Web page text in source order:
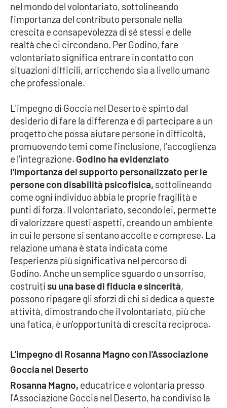
Imprese Di Calabria
Le perfidie di Antonella Grippo
Venti di comunicazione
STREAMING
LaC TV
LaC Network
LaC OnAir
EDIZIONI
LOCALI
Catanzaro
Crotone
Vibo Valentia
Reggio Calabria
Lamezia Terme
nel mondo del volontariato, sottolineando
l'importanza del contributo personale nella
crescita e consapevolezza di sé stessi e delle
realtà che ci circondano. Per Godino, fare
volontariato significa entrare in contatto con
situazioni difficili, arricchendo sia a livello umano
che professionale.
L'impegno di Goccia nel Deserto è spinto dal
desiderio di fare la differenza e di partecipare a un
progetto che possa aiutare persone in difficoltà,
promuovendo temi come l'inclusione, l'accoglienza
e l'integrazione. Godino ha evidenziato
l'importanza del supporto personalizzato per le
persone con disabilità psicofisica, sottolineando
come ogni individuo abbia le proprie fragilità e
punti di forza. Il volontariato, secondo lei, permette
di valorizzare questi aspetti, creando un ambiente
in cui le persone si sentano accolte e comprese. La
relazione umana è stata indicata come
l'esperienza più significativa nel percorso di
Godino. Anche un semplice sguardo o un sorriso,
costruitisu una base di fiducia e sincerità,
possono ripagare gli sforzi di chi si dedica a queste
attività, dimostrando che il volontariato, più che
una fatica, è un'opportunità di crescita reciproca.
L'impegno di Rosanna Magno con l'Associazione
Goccia nel Deserto
Rosanna Magno, educatrice e volontaria presso
l'Associazione Goccia nel Deserto, ha condiviso la